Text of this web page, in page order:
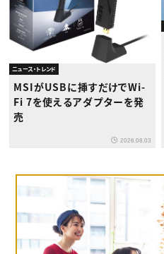
ニュース・トレンド
MSIがUSBに挿すだけでWi-
Fi 7を使えるアダプターを発
売
2026.08.03